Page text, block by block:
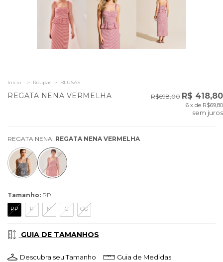
Início > Roupas > BLUSAS
REGATA NENA VERMELHA R$698,00 R$ 418,80
6 x de R$69,80
sem juros
REGATA NENA: REGATA NENA VERMELHA
Tamanho: PP
PP P M G GG
GUIA DE TAMANHOS
Descubra seu Tamanho Guia de Medidas